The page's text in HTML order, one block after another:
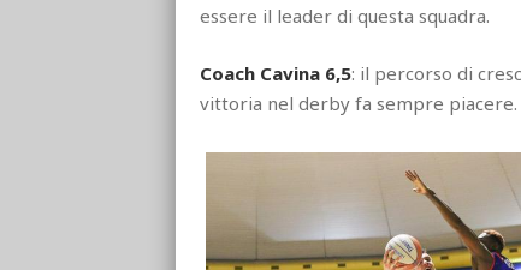
essere il leader di questa squadra.
Coach Cavina 6,5: il percorso di
vittoria nel derby fa sempre piacere.